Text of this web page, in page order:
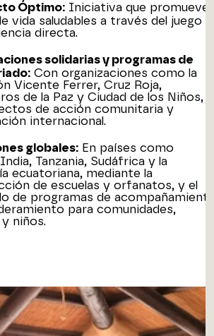
Óptimo: Iniciativa que promueve
vida saludables a través del juego y
directa.
solidarias y programas de
Con organizaciones como la
Vicente Ferrer, Cruz Roja,
de la Paz y Ciudad de los Niños,
de acción comunitaria y
internacional.
globales: En países como
India, Tanzania, Sudáfrica y la
ecuatoriana, mediante la
de escuelas y orfanatos, y el
de programas de
para comunidades,
niños.